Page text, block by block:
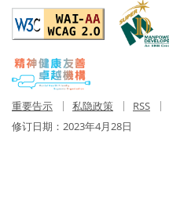
重要告示 私隐政策 RSS
修订日期： 2023年4月28日